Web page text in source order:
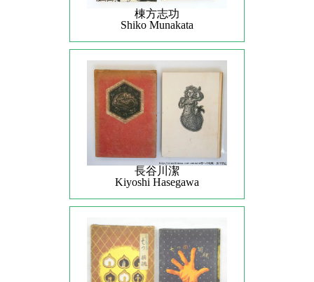
棟方志功
Shiko Munakata
長谷川潔
Kiyoshi Hasegawa